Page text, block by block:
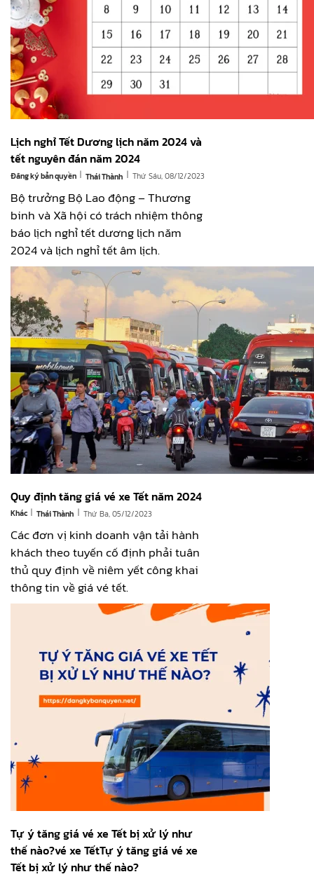
Lịch nghỉ Tết Dương lịch năm 2024 và
tết nguyên đán năm 2024
Đăng ký bản quyền | Thái Thành | Thứ Sáu, 08/12/2023
Bộ trưởng Bộ Lao động – Thương
binh và Xã hội có trách nhiệm thông
báo lịch nghỉ tết dương lịch năm
2024 và lịch nghỉ tết âm lịch.
Quy định tăng giá vé xe Tết năm 2024
Khác | Thái Thành | Thứ Ba, 05/12/2023
Các đơn vị kinh doanh vận tải hành
khách theo tuyến cố định phải tuân
thủ quy định về niêm yết công khai
thông tin về giá vé tết.
Tự ý tăng giá vé xe Tết bị xử lý như
thế nào?vé xe TếtTự ý tăng giá vé xe
Tết bị xử lý như thế nào?